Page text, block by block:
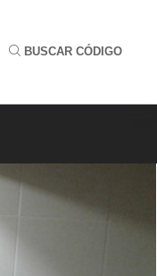
BUSCAR CÓDIGO